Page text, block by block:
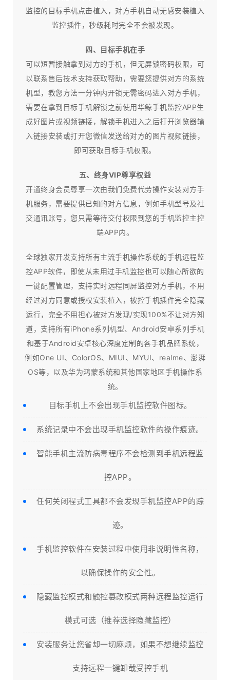
监控的目标手机点击植入，对方手机自动无感安装植入
监控插件，秒级耗时完全不会被发现。
四、目标手机在手
可以短暂接触拿到对方的手机，但无屏锁密码权限，可
以联系售后技术支持获取帮助，需要您提供对方的系统
机型，教您方法一分钟内开锁无需密码进入对方手机，
需要在拿到目标手机解锁之前使用华鲸手机监控APP生
成好图片或视频链接，解锁手机进入之后打开浏览器输
入链接安装或打开您微信发送给对方的图片视频链接，
即可获取目标手机权限。
五、终身VIP尊享权益
开通终身会员尊享一次由我们免费代劳操作安装对方手
机服务，需要提供已知的对方信息，例如手机型号及社
交通讯账号，您只需等待交付权限到您的手机监控主控
端APP内。
全球独家开发支持所有主流手机操作系统的手机远程监
控APP软件，即使从未用过手机监控也可以随心所欲的
一键配置管理，支持实时远程同屏监控对方手机，不用
经过对方同意或授权安装植入，被控手机插件完全隐藏
运行，完全不用担心被对方发现/实现100%不让对方知
道，支持所有iPhone系列机型、Android安卓系列手机
和基于Android安卓核心深度定制的各手机品牌系统，
例如One UI、ColorOS、MIUI、MYUI、realme、澎湃
OS等，以及华为鸿蒙系统和其他国家地区手机操作系
统。
目标手机上不会出现手机监控软件图标。
系统记录中不会出现手机监控软件的操作痕迹。
智能手机主流防病毒程序不会检测到手机远程监
控APP。
任何关闭程式工具都不会发现手机监控APP的踪
迹。
手机监控软件在安装过程中使用非说明性名称，
以确保操作的安全性。
隐藏监控模式和触控篡改模式两种远程监控运行
模式可选（推荐选择隐藏监控）
安装服务让您省却一切麻烦，如果不想继续监控
支持远程一键卸载受控手机